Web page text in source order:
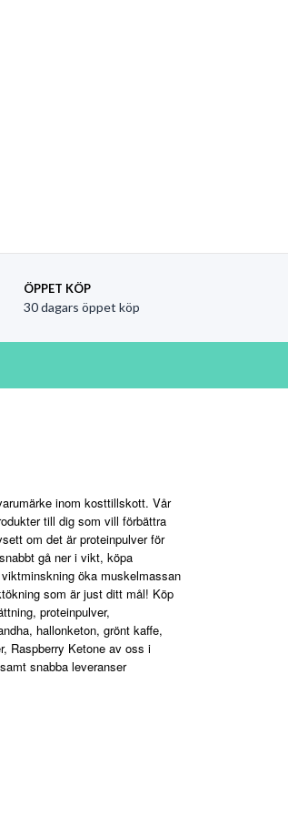
ÖPPET KÖP
30 dagars öppet köp
inom kosttillskott. Vår
till dig som vill förbättra
om det är proteinpulver för
gå ner i vikt, köpa
öka muskelmassan
som är just ditt mål! Köp
proteinpulver,
hallonketon, grönt kaffe,
Raspberry Ketone av oss i
snabba leveranser